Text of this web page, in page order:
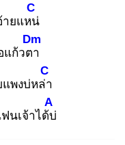
ายแหน่
C
แก้วตา
Dm
พงบ่หล่า
C
นเจ้าได้บ่
A